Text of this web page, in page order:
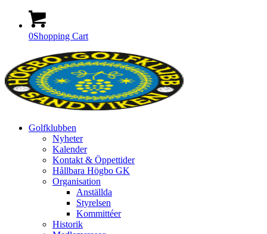
0Shopping Cart
Golfklubben
Nyheter
Kalender
Kontakt & Öppettider
Hållbara Högbo GK
Organisation
Anställda
Styrelsen
Kommittéer
Historik